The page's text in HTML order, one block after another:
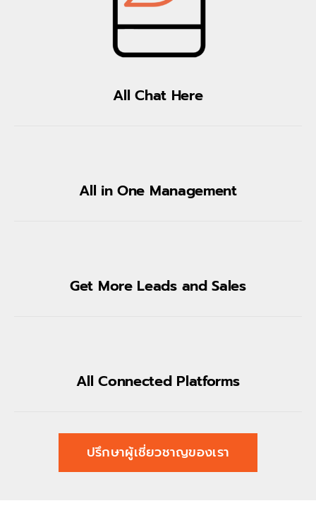
All Chat Here
All in One Management
Get More Leads and Sales
All Connected Platforms
ปรึกษาผู้เชี่ยวชาญของเรา